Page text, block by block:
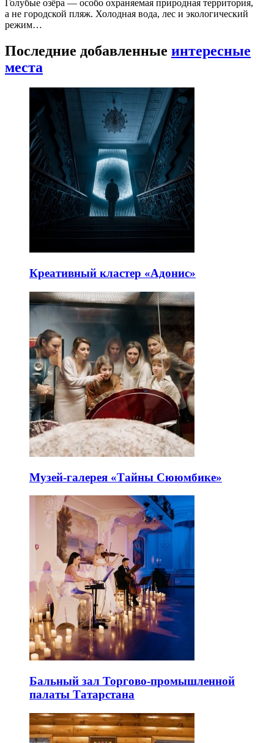
Голубые озёра — особо охраняемая природная территория,
а не городской пляж. Холодная вода, лес и экологический
режим…
Последние добавленные интересные
места
Креативный кластер «Адонис»
Музей-галерея «Тайны Сююмбике»
Бальный зал Торгово-промышленной
палаты Татарстана